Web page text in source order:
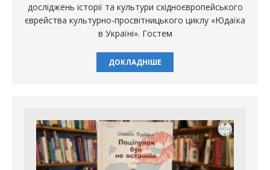
досліджень історії та культури східноєвропейського
єврейства культурно-просвітницького циклу «Юдаїка
в Україні». Гостем
ДОКЛАДНІШЕ